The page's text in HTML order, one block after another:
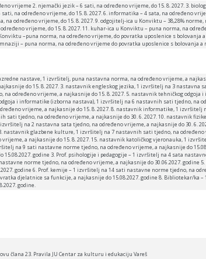
vrijeme 2. njemački jezik – 6 sati, na određeno vrijeme, do 15. 8. 2027. 3.
na određeno vrijeme, do 15. 8. 2027. 6. informatika – 4 sata, na određeno
na određeno vrijeme, do 15. 8. 2027. 9. odgojitelj-ica u Konviktu – 38,28%
vrijeme, do 15. 8. 2027. 11. kuhar-ica u Konviktu – puna norma, na
–puna norma, na određeno vrijeme, do povratka uposlenice s bolovanja
– puna norma, na određeno vrijeme do povratka uposlenice s bolovanja a
nastave, 1 izvršitelj, puna nastavna norma, na određeno vrijeme, a
do 15. 8. 2027. 3. nastavnik engleskog jezika, 1 izvršitelj na 3 nastavna
određeno vrijeme, a najkasnije do 15. 8. 2027. 5. nastavnik tehničkog
i informatike (izborna nastava), 1 izvršitelj na 6 nastavnih sati tjedno, na
vrijeme, a najkasnije do 15. 8. 2027. 8. nastavnik informatike, 1 izvršitelj
sati tjedno, na određeno vrijeme, a najkasnije do 30. 6. 2027. 10. nastavnik
na 2 nastavna sata tjedno, na određeno vrijeme, a najkasnije do 30. 6.
nastavnik glazbene kulture, 1 izvršitelj na 7 nastavnih sati tjedno, na određeno
a najkasnije do 15. 8. 2027. 15. nastavnik katoličkog vjeronauka, 1
na 9 sati nastavne norme tjedno, na određeno vrijeme, a najkasnije do
godine 3. Prof. psihologije i pedagogije – 1 izvršitelj na 4 sata
norme tjedno, na određeno vrijeme, a najkasnije do 30.06.2027. godine
godine 6. Prof. kemije – 1 izvršitelj na 14 sati nastavne norme tjedno, na
djelatnice sa funkcije, a najkasnije do 15.08.2027. godine 8. Bibliotekar/ka
godine.
člana 23. Pravila JU Centar za kulturu i edukaciju Vareš